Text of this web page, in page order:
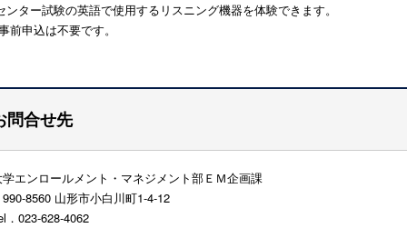
ター試験の英語で使用するリスニング機器を体験できます。
前申込は不要です。
問合せ先
学エンロールメント・マネジメント部ＥＭ企画課
8560 山形市小白川町1-4-12
023-628-4062